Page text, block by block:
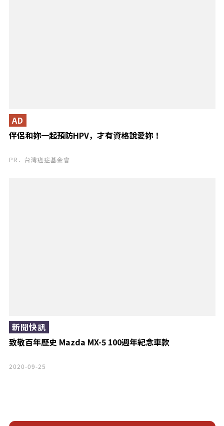
伴侶和妳一起預防HPV，才有資格說愛妳！
AD
PR．台灣癌症基金會
致敬百年歷史 Mazda MX-5 100週年紀念車款
新聞快訊
2020-09-25